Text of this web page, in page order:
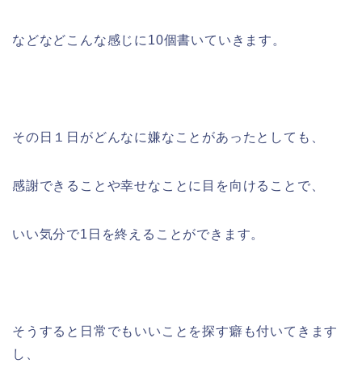
などなどこんな感じに10個書いていきます。
その日１日がどんなに嫌なことがあったとしても、
感謝できることや幸せなことに目を向けることで、
いい気分で1日を終えることができます。
そうすると日常でもいいことを探す癖も付いてきます
し、